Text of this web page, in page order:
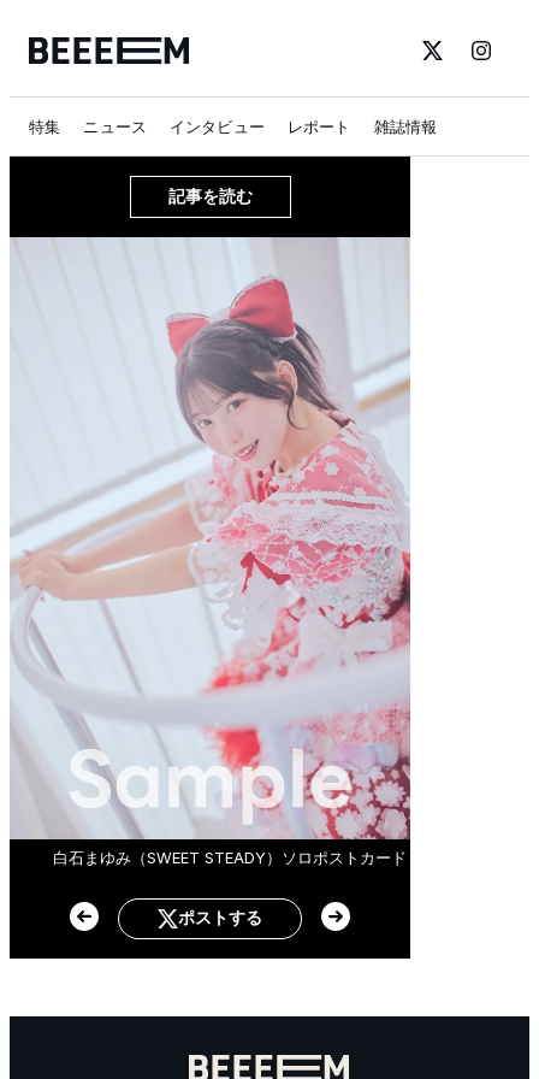
特集 ニュース インタビュー レポート 雑誌情報
記事を読む
白石まゆみ（SWEET STEADY）ソロポストカード
ポストする